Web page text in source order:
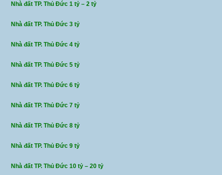
Nhà đất TP. Thủ Đức 1 tỷ – 2 tỷ
Nhà đất TP. Thủ Đức 3 tỷ
Nhà đất TP. Thủ Đức 4 tỷ
Nhà đất TP. Thủ Đức 5 tỷ
Nhà đất TP. Thủ Đức 6 tỷ
Nhà đất TP. Thủ Đức 7 tỷ
Nhà đất TP. Thủ Đức 8 tỷ
Nhà đất TP. Thủ Đức 9 tỷ
Nhà đất TP. Thủ Đức 10 tỷ – 20 tỷ